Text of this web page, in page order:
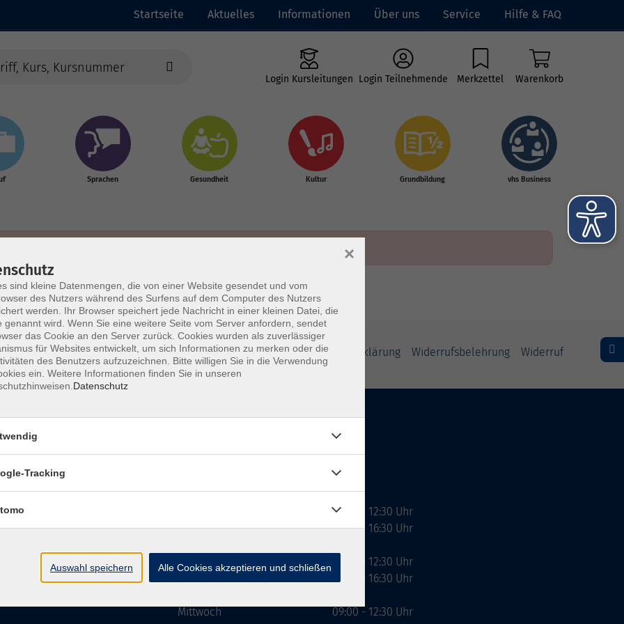
Startseite Aktuelles Informationen Über uns Service Hilfe & FAQ
Login Kursleitungen Login Teilnehmende Merkzettel Warenkorb
Sprachen Gesundheit Kultur Grundbildung vhs Business
Impressum AGBs Datenschutzerklärung Barrierefreiheitserklärung Widerrufsbelehrung Widerruf
e. V.
Dienstag
Mittwoch
09:00 - 12:30 Uhr
13:00 - 16:30 Uhr
10:00 - 12:30 Uhr
13:00 - 16:30 Uhr
09:00 - 12:30 Uhr
sind kleine Datenmengen, die von einer Website gesendet und vom
des Nutzers während des Surfens auf dem Computer des Nutzers
werden. Ihr Browser speichert jede Nachricht in einer kleinen Datei, die
genannt wird. Wenn Sie eine weitere Seite vom Server anfordern, sendet
das Cookie an den Server zurück. Cookies wurden als zuverlässiger
für Websites entwickelt, um sich Informationen zu merken oder die
des Benutzers aufzuzeichnen. Bitte willigen Sie in die Verwendung
ein. Weitere Informationen finden Sie in unseren
Datenschutz
×
Tracking
Auswahl speichern Alle Cookies akzeptieren und schließen